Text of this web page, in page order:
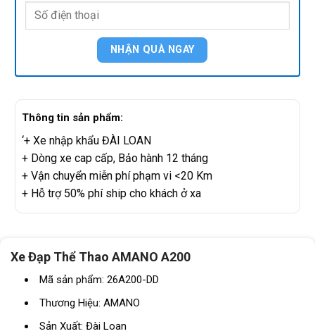
Thông tin sản phẩm:
‘+ Xe nhập khẩu ĐÀI LOAN
+ Dòng xe cap cấp, Bảo hành 12 tháng
+ Vận chuyển miễn phí phạm vi <20 Km
+ Hỗ trợ 50% phí ship cho khách ở xa
Xe Đạp Thể Thao AMANO A200
Mã sản phẩm: 26A200-DD
Thương Hiệu: AMANO
Sản Xuất: Đài Loan